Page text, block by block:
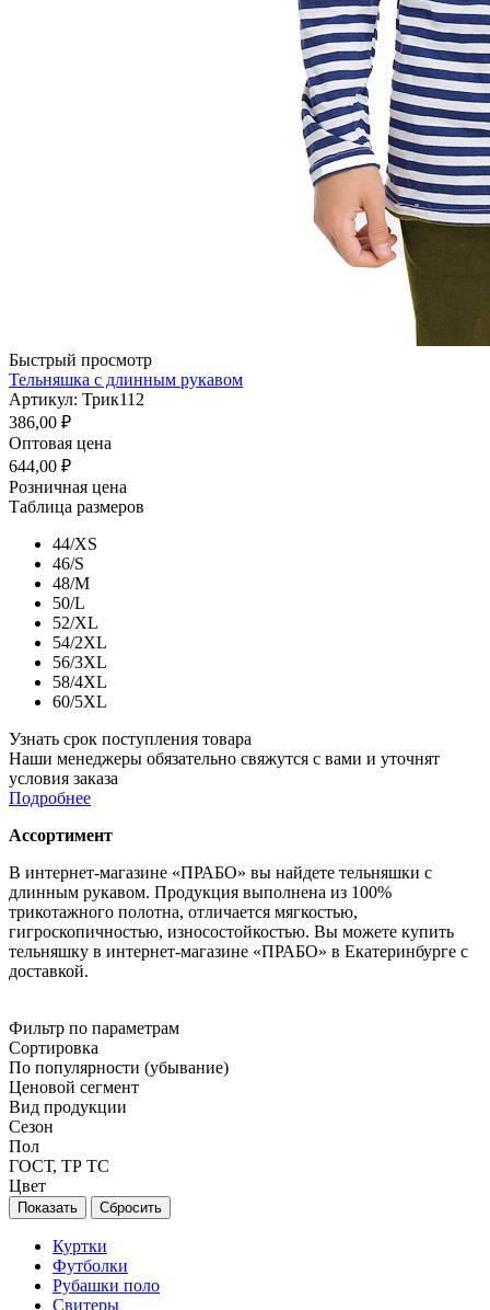
Быстрый просмотр
Тельняшка с длинным рукавом
Артикул: Трик112
386,00 ₽
Оптовая цена
644,00 ₽
Розничная цена
Таблица размеров
44/XS
46/S
48/M
50/L
52/XL
54/2XL
56/3XL
58/4XL
60/5XL
Узнать срок поступления товара
Наши менеджеры обязательно свяжутся с вами и уточнят
условия заказа
Подробнее
Ассортимент
В интернет-магазине «ПРАБО» вы найдете тельняшки с
длинным рукавом. Продукция выполнена из 100%
трикотажного полотна, отличается мягкостью,
гигроскопичностью, износостойкостью. Вы можете купить
тельняшку в интернет-магазине «ПРАБО» в Екатеринбурге с
доставкой.
Фильтр по параметрам
Сортировка
По популярности (убывание)
Ценовой сегмент
Вид продукции
Сезон
Пол
ГОСТ, ТР ТС
Цвет
Сбросить
Куртки
Футболки
Рубашки поло
Свитеры